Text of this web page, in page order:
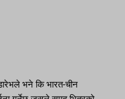
भने कि भारत-चीन